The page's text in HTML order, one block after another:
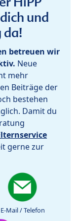
und
da!
betreuen wir
Neue
mehr
Beiträge der
bestehen
Damit du
gerne zur
E-Mail / Telefon